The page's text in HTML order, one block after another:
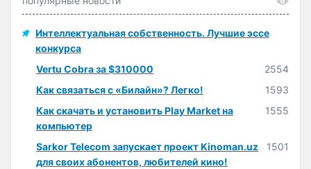
Интеллектуальная собственность. Лучшие эссе
конкурса
Vertu Cobra за $310000
2554
Как связаться с «Билайн»? Легко!
1593
Как скачать и установить Play Market на
компьютер
1555
Sarkor Telecom запускает проект Kinoman.uz
для своих абонентов, любителей кино!
1501